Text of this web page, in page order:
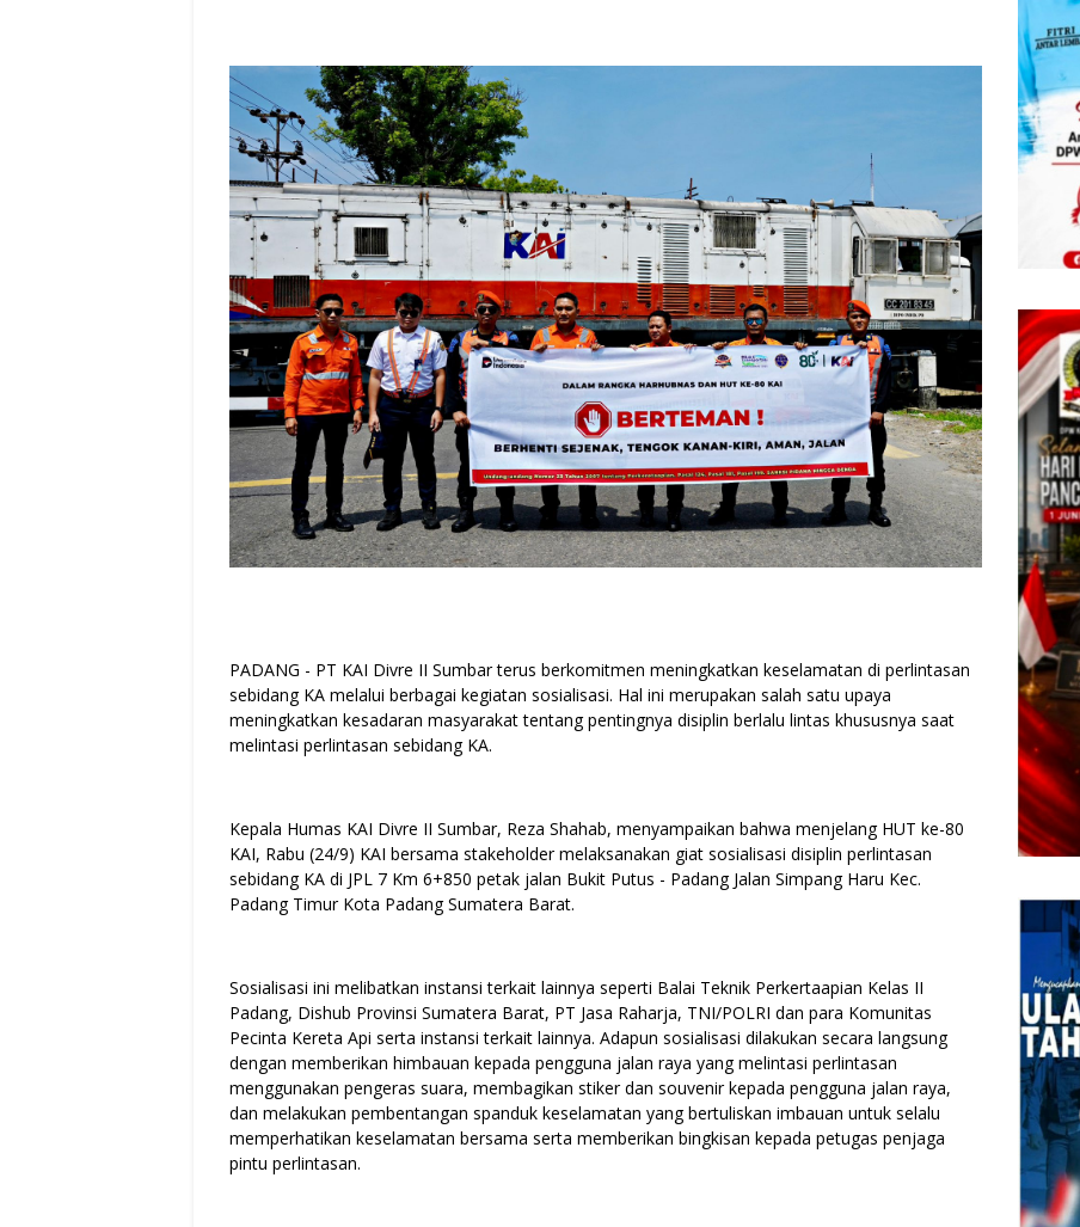
PADANG - PT KAI Divre II Sumbar terus berkomitmen meningkatkan keselamatan di perlintasan
sebidang KA melalui berbagai kegiatan sosialisasi. Hal ini merupakan salah satu upaya
meningkatkan kesadaran masyarakat tentang pentingnya disiplin berlalu lintas khususnya saat
melintasi perlintasan sebidang KA.
Kepala Humas KAI Divre II Sumbar, Reza Shahab, menyampaikan bahwa menjelang HUT ke-80
KAI, Rabu (24/9) KAI bersama stakeholder melaksanakan giat sosialisasi disiplin perlintasan
sebidang KA di JPL 7 Km 6+850 petak jalan Bukit Putus - Padang Jalan Simpang Haru Kec.
Padang Timur Kota Padang Sumatera Barat.
Sosialisasi ini melibatkan instansi terkait lainnya seperti Balai Teknik Perkertaapian Kelas II
Padang, Dishub Provinsi Sumatera Barat, PT Jasa Raharja, TNI/POLRI dan para Komunitas
Pecinta Kereta Api serta instansi terkait lainnya. Adapun sosialisasi dilakukan secara langsung
dengan memberikan himbauan kepada pengguna jalan raya yang melintasi perlintasan
menggunakan pengeras suara, membagikan stiker dan souvenir kepada pengguna jalan raya,
dan melakukan pembentangan spanduk keselamatan yang bertuliskan imbauan untuk selalu
memperhatikan keselamatan bersama serta memberikan bingkisan kepada petugas penjaga
pintu perlintasan.